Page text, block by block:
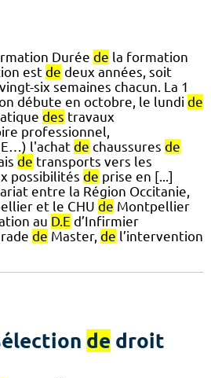
Durée de la formation
est de deux années, soit
vingt-six semaines chacun. La 1
débute en octobre, le lundi de
des travaux
professionnel,
l'achat de chaussures de
de transports vers les
possibilités de prise en [...]
entre la Région Occitanie,
et le CHU de Montpellier
au D.E d’Infirmier
de Master, de l’intervention
de droit